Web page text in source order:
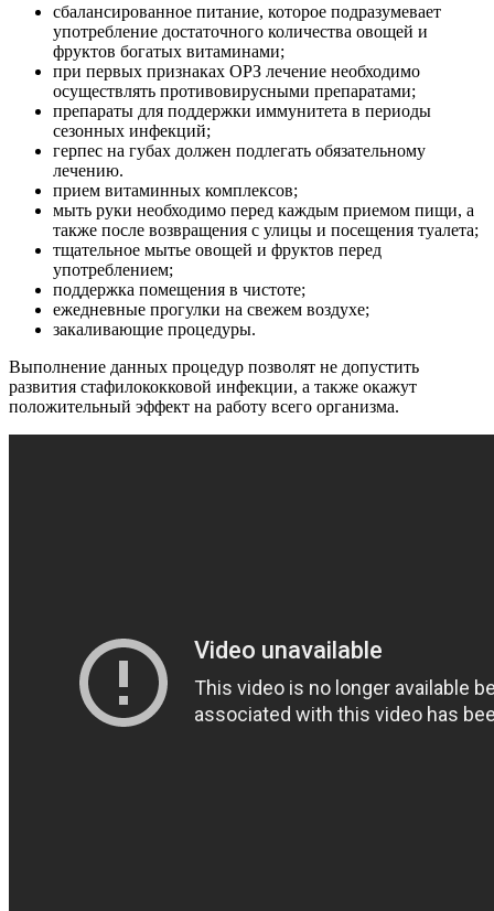
сбалансированное питание, которое подразумевает
употребление достаточного количества овощей и
фруктов богатых витаминами;
при первых признаках ОРЗ лечение необходимо
осуществлять противовирусными препаратами;
препараты для поддержки иммунитета в периоды
сезонных инфекций;
герпес на губах должен подлегать обязательному
лечению.
прием витаминных комплексов;
мыть руки необходимо перед каждым приемом пищи, а
также после возвращения с улицы и посещения туалета;
тщательное мытье овощей и фруктов перед
употреблением;
поддержка помещения в чистоте;
ежедневные прогулки на свежем воздухе;
закаливающие процедуры.
Выполнение данных процедур позволят не допустить
развития стафилококковой инфекции, а также окажут
положительный эффект на работу всего организма.